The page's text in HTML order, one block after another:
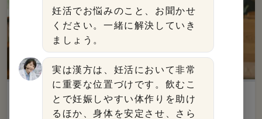
妊活でお悩みのこと、お聞かせ
ください。一緒に解決していき
ましょう。
実は漢方は、妊活において非常
に重要な位置づけです。飲むこ
とで妊娠しやすい体作りを助け
るほか、身体を安定させ、さら
妊活・不妊治療